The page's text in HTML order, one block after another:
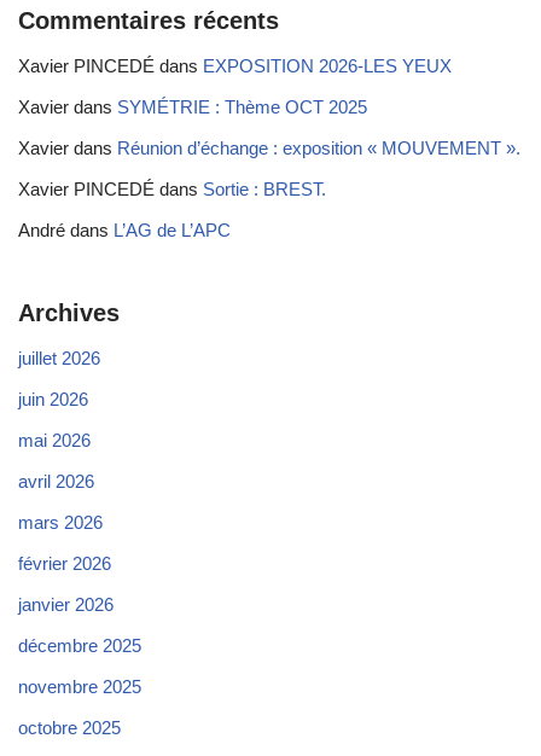
Commentaires récents
Xavier PINCEDÉ dans EXPOSITION 2026-LES YEUX
Xavier dans SYMÉTRIE : Thème OCT 2025
Xavier dans Réunion d’échange : exposition « MOUVEMENT ».
Xavier PINCEDÉ dans Sortie : BREST.
André dans L’AG de L’APC
Archives
juillet 2026
juin 2026
mai 2026
avril 2026
mars 2026
février 2026
janvier 2026
décembre 2025
novembre 2025
octobre 2025